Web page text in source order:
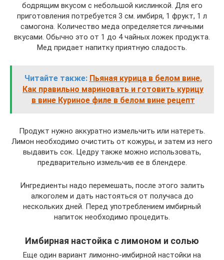
бодрящим вкусом с небольшой кислинкой. Для его
приготовления потребуется 3 см. имбиря, 1 фрукт, 1 л
самогона. Количество меда определяется личными
вкусами. Обычно это от 1 до 4 чайных ложек продукта.
Мед придает напитку приятную сладость.
Читайте также: Пьяная курица в белом вине.
Как правильно мариновать и готовить курицу
в вине Куриное филе в белом вине рецепт
Продукт нужно аккуратно измельчить или натереть.
Лимон необходимо очистить от кожуры, и затем из него
выдавить сок. Цедру также можно использовать,
предварительно измельчив ее в блендере.
Ингредиенты надо перемешать, после этого залить
алкоголем и дать настояться от получаса до
нескольких дней. Перед употреблением имбирный
напиток необходимо процедить.
Имбирная настойка с лимоном и солью
Еще один вариант лимонно-имбирной настойки на